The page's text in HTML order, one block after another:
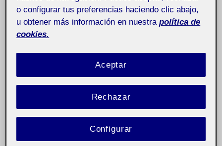
Animación
vídeo
o configurar tus preferencias haciendo clic abajo,
u obtener más información en nuestra política de
cookies.
Rechazar
Aceptar
Configurar